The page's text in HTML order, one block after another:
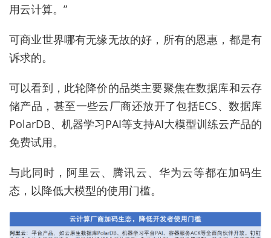
用云计算。”
可商业世界哪有无缘无故的好，所有的恩惠，都是有
诉求的。
可以看到，此轮降价的品类主要聚焦在数据库和云存
储产品，甚至一些云厂商还放开了包括ECS、数据库
PolarDB、机器学习PAI等支持AI大模型训练云产品的
免费试用。
与此同时，阿里云、腾讯云、华为云等都在加码生
态，以降低大模型的使用门槛。